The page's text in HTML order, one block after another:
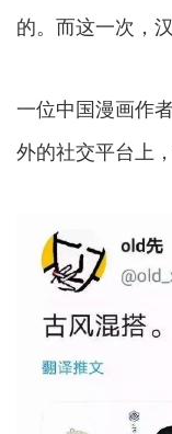
的。而这一次，
一位中国漫画作
外的社交平台上